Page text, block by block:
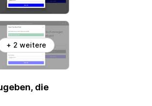
+ 2 weitere
die